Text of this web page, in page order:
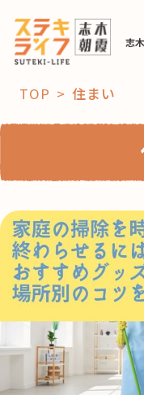
志
「コト」
子育て
おすす
スポッ
「場」
HAREL
TOP 住まい